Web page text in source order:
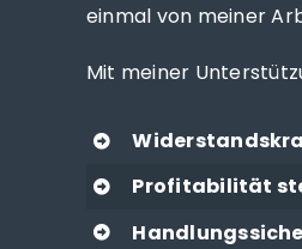
einmal von meiner
Mit meiner
Profitabilität